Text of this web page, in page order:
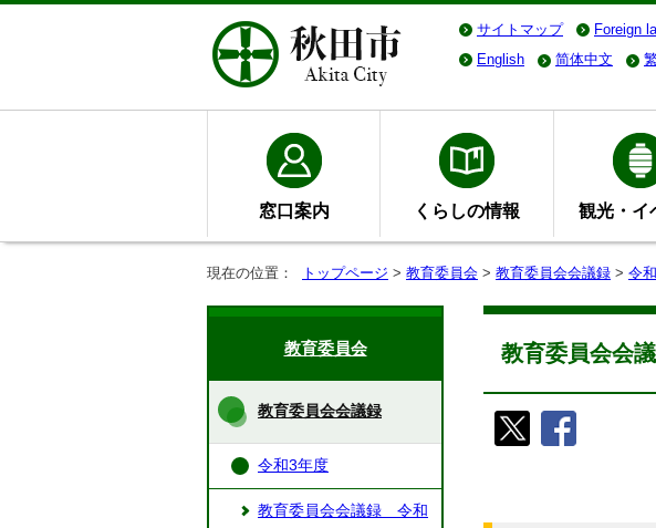
サイトマップ Foreign
English
简体中文
窓口案内 くらしの情報 観光・イ
現在の位置： トップページ > 教育委員会 > 教育委員会会議録 > 令
教育委員会会
教育委員会
教育委員会会議録
令和3年度
教育委員会会議録 令和